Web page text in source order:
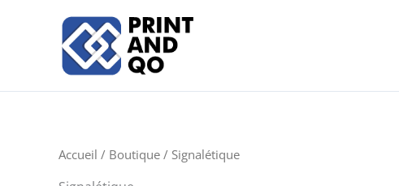
Accueil / Boutique / Signalétique
du
plus
récent
au